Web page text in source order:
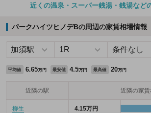
近くの温泉・スーパー銭湯・銭湯など
パークハイツヒノデBの周辺の家賃相場情報
平均値 6.65万円 最安値 4.5万円 最高値 20万円
近隣の駅 近隣の家
柳生 4.15万円